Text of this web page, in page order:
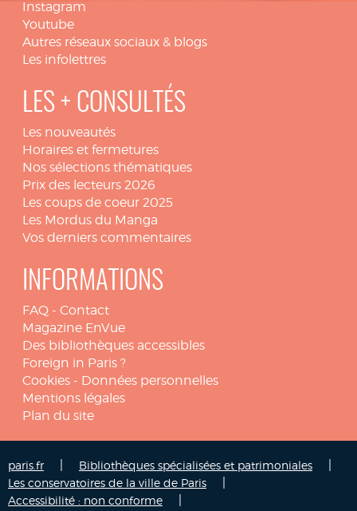
Instagram
Youtube
Autres réseaux sociaux & blogs
Les infolettres
LES + CONSULTÉS
Les nouveautés
Horaires et fermetures
Nos sélections thématiques
Prix des lecteurs 2026
Les coups de coeur 2025
Les Mordus du Manga
Vos derniers commentaires
INFORMATIONS
FAQ - Contact
Magazine EnVue
Des bibliothèques accessibles
Foreign in Paris ?
Cookies - Données personnelles
Mentions légales
Plan du site
paris.fr Bibliothèques spécialisées et patrimoniales
Les conservatoires de la ville de Paris
Accessibilité : non conforme